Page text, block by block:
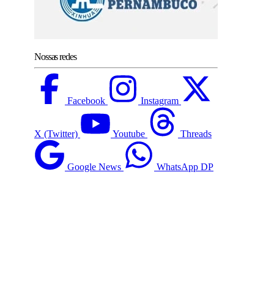
Nossas redes
Facebook Instagram
X (Twitter) Youtube Threads
Google News WhatsApp DP